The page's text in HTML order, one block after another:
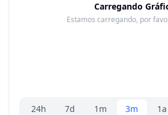
Carregando
Estamos carregando, por
Seletor de faixa
24h 7d 1m 3m 1a